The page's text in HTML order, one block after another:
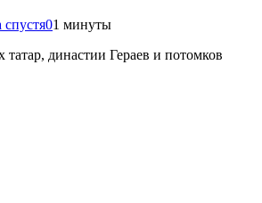
спустя01 минуты
династии Гераев и потомков